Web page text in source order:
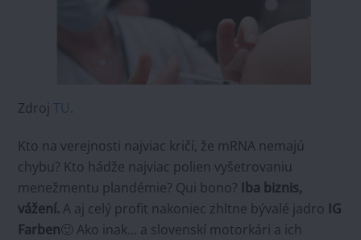
ZdrojTU.
Kto na verejnosti najviac kričí, že mRNA nemajú
chybu? Kto hádže najviac polien vyšetrovaniu
menežmentu plandémie? Qui bono? Iba biznis,
vážení.A aj celý profit nakoniec zhltne bývalé jadro IG
Farben🙂 Ako inak… a slovenskí motorkári a ich